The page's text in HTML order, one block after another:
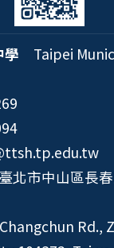
學 Taipei
北市中山區長
Rd.,